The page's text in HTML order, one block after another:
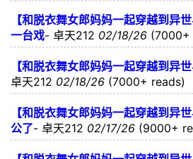
【和脱衣舞女郎妈妈一起穿越到异
一台戏- 卓天212 02/18/26 (7000+
【和脱衣舞女郎妈妈一起穿越到异
卓天212 02/18/26 (7000+ reads)
【和脱衣舞女郎妈妈一起穿越到异
公了- 卓天212 02/17/26 (9000+